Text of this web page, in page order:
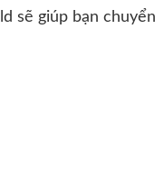
sẽ giúp bạn chuyển